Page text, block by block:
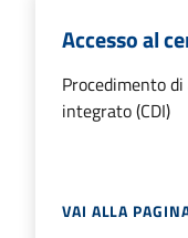
Accesso al
Procedimento
integrato (CDI)
VAI ALLA